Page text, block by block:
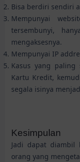
Bisa berdiri sendiri
Mempunyai
tersembunyi,
mengaksesnya.
Mempunyai IP
Kasus yang paling
Kartu Kredit,
segala isinya
Kesimpulan
Jadi dapat diambil
orang yang